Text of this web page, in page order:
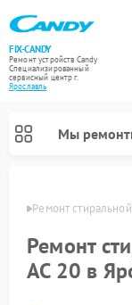
FIX-CANDY
Ремонт устройств Candy
Специализированный
cервисный центр г.
Ярославль
Мы
Ремонт
Ремонт
AC 20 в